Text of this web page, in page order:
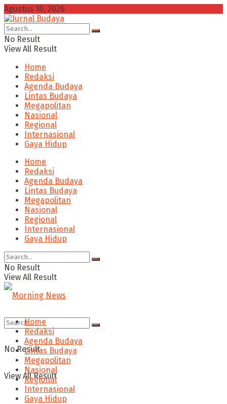
Agustus 10, 2026
No Result
View All Result
Home
Redaksi
Agenda Budaya
Lintas Budaya
Megapolitan
Nasional
Regional
Internasional
Gaya Hidup
Home
Redaksi
Agenda Budaya
Lintas Budaya
Megapolitan
Nasional
Regional
Internasional
Gaya Hidup
No Result
View All Result
No Result
View All Result
Home
Redaksi
Agenda Budaya
Lintas Budaya
Megapolitan
Nasional
Regional
Internasional
Gaya Hidup